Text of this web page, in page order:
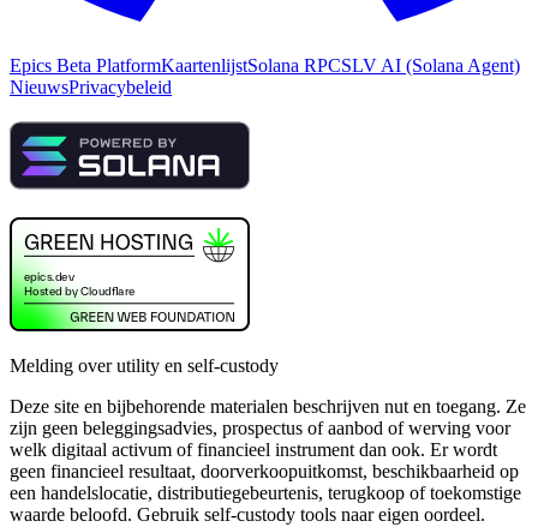
Epics Beta PlatformKaartenlijstSolana RPCSLV AI (Solana Agent)
NieuwsPrivacybeleid
Melding over utility en self-custody
Deze site en bijbehorende materialen beschrijven nut en toegang. Ze
zijn geen beleggingsadvies, prospectus of aanbod of werving voor
welk digitaal activum of financieel instrument dan ook. Er wordt
geen financieel resultaat, doorverkoopuitkomst, beschikbaarheid op
een handelslocatie, distributiegebeurtenis, terugkoop of toekomstige
waarde beloofd. Gebruik self-custody tools naar eigen oordeel.